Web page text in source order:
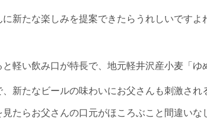
新たな楽しみを提案できたらうれしいですよ
軽い飲み口が特長で、地元軽井沢産小麦「
新たなビールの味わいにお父さんも刺激され
たらお父さんの口元がほころぶこと間違いな